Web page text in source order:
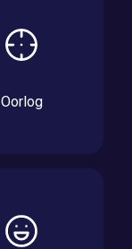
Oorlog